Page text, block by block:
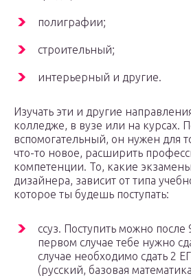
полиграфии;
строительный;
интерьерный и другие.
Изучать эти и другие
колледже, в вузе или на курсах.
вспомогательный, он нужен для
что-то новое, расширить
компетенции. То, какие
дизайнера, зависит от типа
которое ты будешь поступать:
ссуз. Поступить можно после
первом случае тебе нужно
случае необходимо сдать 2
(русский, базовая